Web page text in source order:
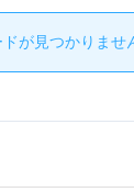
が見つかりませ